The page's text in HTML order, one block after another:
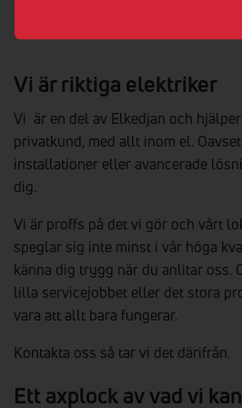
kan el.
Vi är riktiga elektriker
Vi är en del av Elkedjan och
privatkund, med allt inom el.
installationer eller avancerade
dig.
Vi är proffs på det vi gör och vårt
speglar sig inte minst i vår höga
känna dig trygg när du anlitar oss.
lilla servicejobbet eller det stora
vara att allt bara fungerar.
Kontakta oss så tar vi det därifrån.
Ett axplock av vad vi